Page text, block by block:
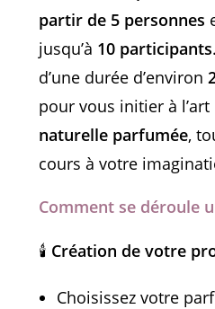
partir de 5 personnes
jusqu’à 10 participants
d’une durée d’environ
pour vous initier à l’art
naturelle parfumée,
cours à votre
Comment se déroule
🕯 Création de votre
Choisissez votre